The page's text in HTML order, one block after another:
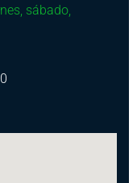
sábado,